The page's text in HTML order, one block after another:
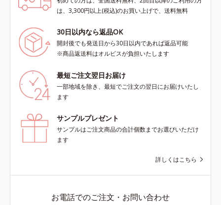
は、3,300円以上(税込)のお買い上げで、送料無料
30日以内なら返品OK
開封後でも発送日から30日以内であれば返品可能
※商品返送料はオルビスが負担いたします
最短ご注文翌日お届け
一部地域を除き、最短でご注文の翌日にお届けいたし
ます
サンプルプレゼント
サンプルはご注文商品の合計個数までお選びいただけ
ます
詳しくはこちら
お電話でのご注文・お問い合わせ